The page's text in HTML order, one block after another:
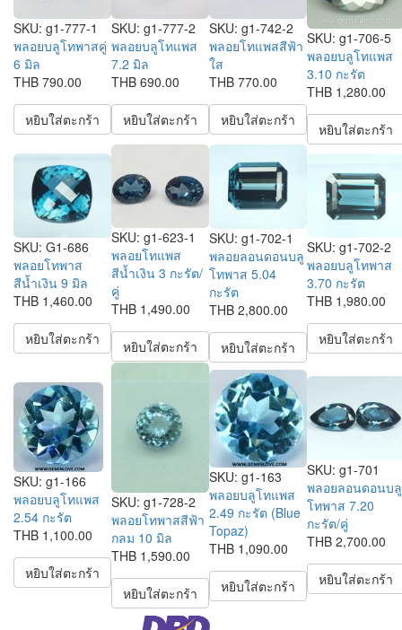
SKU: g1-777-1
พลอยบลูโทพาสคู่
6 มิล
THB 790.00
หยิบใส่ตะกร้า
SKU: g1-777-2
พลอยบลูโทแพส
7.2 มิล
THB 690.00
หยิบใส่ตะกร้า
SKU: g1-742-2
พลอยโทแพสสีฟ้า
ใส
THB 770.00
หยิบใส่ตะกร้า
SKU: g1-706-5
พลอยบลูโทแพส
3.10 กะรัต
THB 1,280.00
หยิบใส่ตะกร้า
SKU: G1-686
พลอยโทพาส
สีน้ำเงิน 9 มิล
THB 1,460.00
หยิบใส่ตะกร้า
SKU: g1-623-1
พลอยโทแพส
สีน้ำเงิน 3 กะรัต/
คู่
THB 1,490.00
หยิบใส่ตะกร้า
SKU: g1-702-1
พลอยลอนดอนบลู
โทพาส 5.04
กะรัต
THB 2,800.00
หยิบใส่ตะกร้า
SKU: g1-702-2
พลอยบลูโทพาส
3.70 กะรัต
THB 1,980.00
หยิบใส่ตะกร้า
SKU: g1-166
พลอยบลูโทแพส
2.54 กะรัต
THB 1,100.00
หยิบใส่ตะกร้า
SKU: g1-728-2
พลอยโทพาสสีฟ้า
กลม 10 มิล
THB 1,590.00
หยิบใส่ตะกร้า
SKU: g1-163
พลอยบลูโทแพส
2.49 กะรัต (Blue
Topaz)
THB 1,090.00
หยิบใส่ตะกร้า
SKU: g1-701
พลอยลอนดอนบลู
โทพาส 7.20
กะรัต/คู่
THB 2,700.00
หยิบใส่ตะกร้า